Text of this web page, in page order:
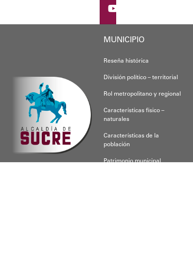
MUNICIPIO
Reseña histórica
División político – territorial
Rol metropolitano y regional
Características físico –
naturales
Características de la
población
Patrimonio municipal